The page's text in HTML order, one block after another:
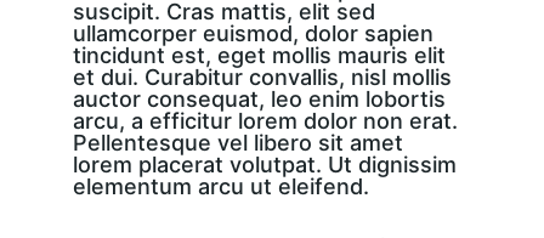
suscipit. Cras mattis, elit sed
ullamcorper euismod, dolor sapien
tincidunt est, eget mollis mauris elit
et dui. Curabitur convallis, nisl mollis
auctor consequat, leo enim lobortis
arcu, a efficitur lorem dolor non erat.
Pellentesque vel libero sit amet
lorem placerat volutpat. Ut dignissim
elementum arcu ut eleifend.